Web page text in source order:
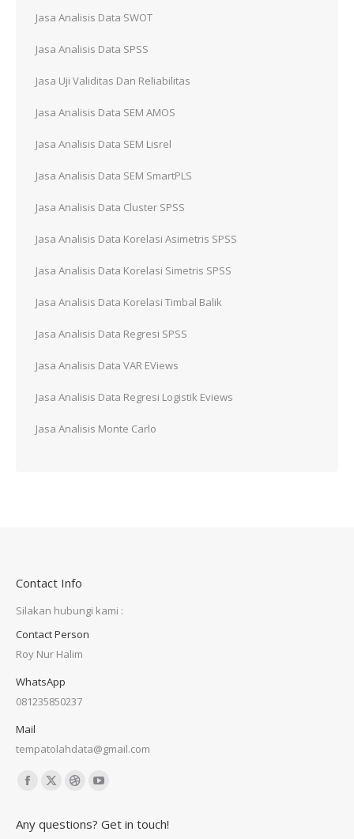
Jasa Analisis Data SWOT
Jasa Analisis Data SPSS
Jasa Uji Validitas Dan Reliabilitas
Jasa Analisis Data SEM AMOS
Jasa Analisis Data SEM Lisrel
Jasa Analisis Data SEM SmartPLS
Jasa Analisis Data Cluster SPSS
Jasa Analisis Data Korelasi Asimetris SPSS
Jasa Analisis Data Korelasi Simetris SPSS
Jasa Analisis Data Korelasi Timbal Balik
Jasa Analisis Data Regresi SPSS
Jasa Analisis Data VAR EViews
Jasa Analisis Data Regresi Logistik Eviews
Jasa Analisis Monte Carlo
Contact Info
Silakan hubungi kami :
Contact Person
Roy Nur Halim
WhatsApp
081235850237
Mail
tempatolahdata@gmail.com
Find us on:
Facebook
opens
X
opens
Dribbble
opensopens
Any questions? Get in touch!